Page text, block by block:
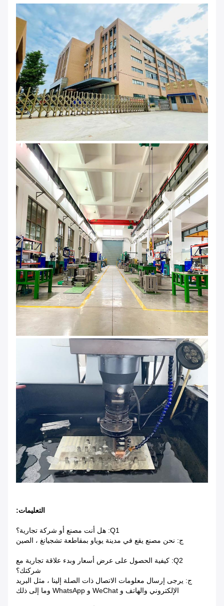
التعليمات:
Q1: هل أنت مصنع أو شركة تجارية؟
ج: نحن مصنع يقع في مدينة يوياو بمقاطعة تشجيانغ ، الصين
Q2: كيفية الحصول على عرض أسعار وبدء علاقة تجارية مع
شركتك؟
ج: يرجى إرسال معلومات الاتصال ذات الصلة إلينا ، مثل البريد
الإلكتروني والهاتف و WeChat و WhatsApp وما إلى ذلك